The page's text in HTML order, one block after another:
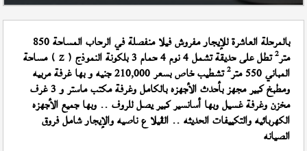
بالمرحلة العاشرة للإيجار مفروش فيلا منفصلة في الرحاب المساحة 850
متر2تطل على حديقة تشمل 4 نوم 4 حمام 3 بلكونة النموذج ( Z ) مساحة
المباني 550 متر 2 تشطيب خاص بسعر 210,000 جنيه و بها غرفة مربيه
ومطبخ كبير مجهز بأحدث الأجهزه بالكامل وغرفة مكتب ماستر و 3 غرف
مخزن وغرفة غسيل وبها أسانسير كبير يصل للروف .. وبها جميع الأجهزه
الكهربائيه والتكييفات الحديثه .. الڤيلا ع ناصيه والإيجار شامل فروق
الصيانه